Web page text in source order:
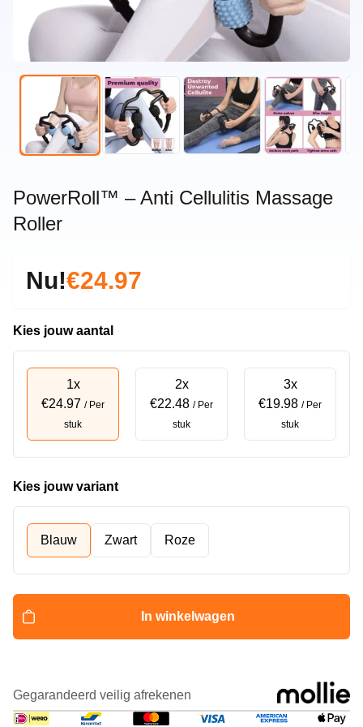
PowerRoll™ – Anti Cellulitis Massage
Roller
Nu!€24.97
Kies jouw aantal
1x
€24.97 / Per
stuk
2x
€22.48 / Per
stuk
3x
€19.98 / Per
stuk
Kies jouw variant
Blauw Zwart Roze
In winkelwagen
Gegarandeerd veilig afrekenen